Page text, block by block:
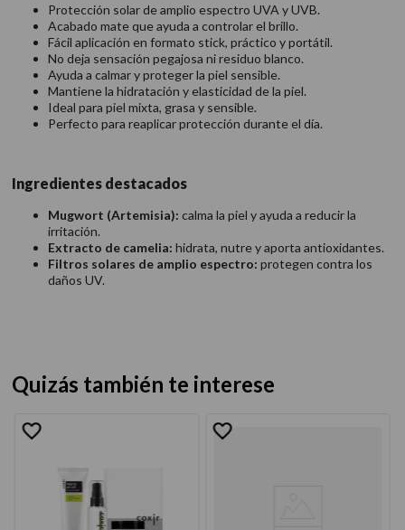
Protección solar de amplio espectro UVA y UVB.
Acabado mate que ayuda a controlar el brillo.
Fácil aplicación en formato stick, práctico y portátil.
No deja sensación pegajosa ni residuo blanco.
Ayuda a calmar y proteger la piel sensible.
Mantiene la hidratación y elasticidad de la piel.
Ideal para piel mixta, grasa y sensible.
Perfecto para reaplicar protección durante el día.
Ingredientes destacados
Mugwort (Artemisia): calma la piel y ayuda a reducir la
irritación.
Extracto de camelia: hidrata, nutre y aporta antioxidantes.
Filtros solares de amplio espectro: protegen contra los
daños UV.
Quizás también te interese